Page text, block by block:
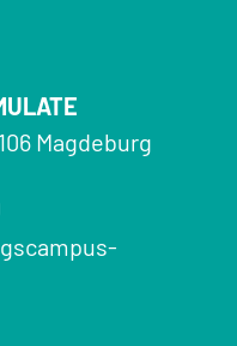
Magdeburg